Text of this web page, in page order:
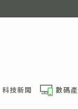
科技新聞 數碼